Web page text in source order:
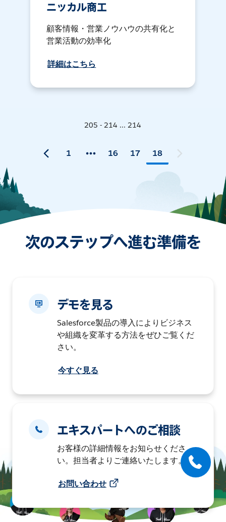
ニッカル商工
顧客情報・営業ノウハウの共有化と
営業活動の効率化
詳細はこちら
205 - 214 ... 214
1 16 17 18
次のステップへ進む準備を
デモを見る
Salesforce製品の導入によりビジネス
や組織を変革する方法をぜひご覧くだ
さい。
今すぐ見る
エキスパートへのご相談
お客様の詳細情報をお知らせくださ
い。担当者よりご連絡いたします。
お問い合わせ